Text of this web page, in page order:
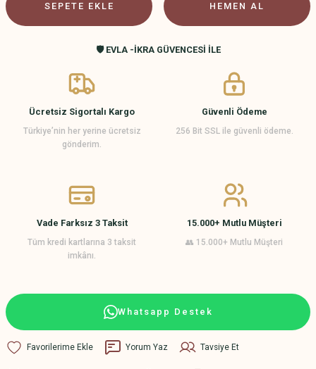
SEPETE EKLE HEMEN AL
🛡️ EVLA -İKRA GÜVENCESİ İLE
Ücretsiz Sigortalı Kargo
Türkiye’nin her yerine ücretsiz
gönderim.
Güvenli Ödeme
256 Bit SSL ile güvenli ödeme.
Vade Farksız 3 Taksit
Tüm kredi kartlarına 3 taksit
imkânı.
15.000+ Mutlu Müşteri
👥 15.000+ Mutlu Müşteri
Whatsapp Destek
Yorum Yaz Tavsiye Et